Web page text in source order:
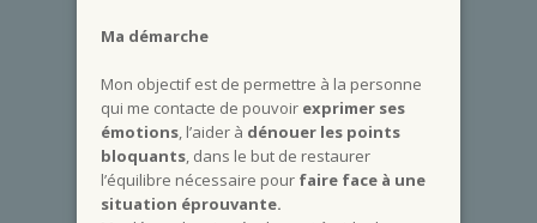
Ma démarche
Mon objectif est de permettre à la personne
qui me contacte de pouvoir exprimer ses
émotions, l’aider à dénouer les points
bloquants, dans le but de restaurer
l’équilibre nécessaire pour faire face à une
situation éprouvante.